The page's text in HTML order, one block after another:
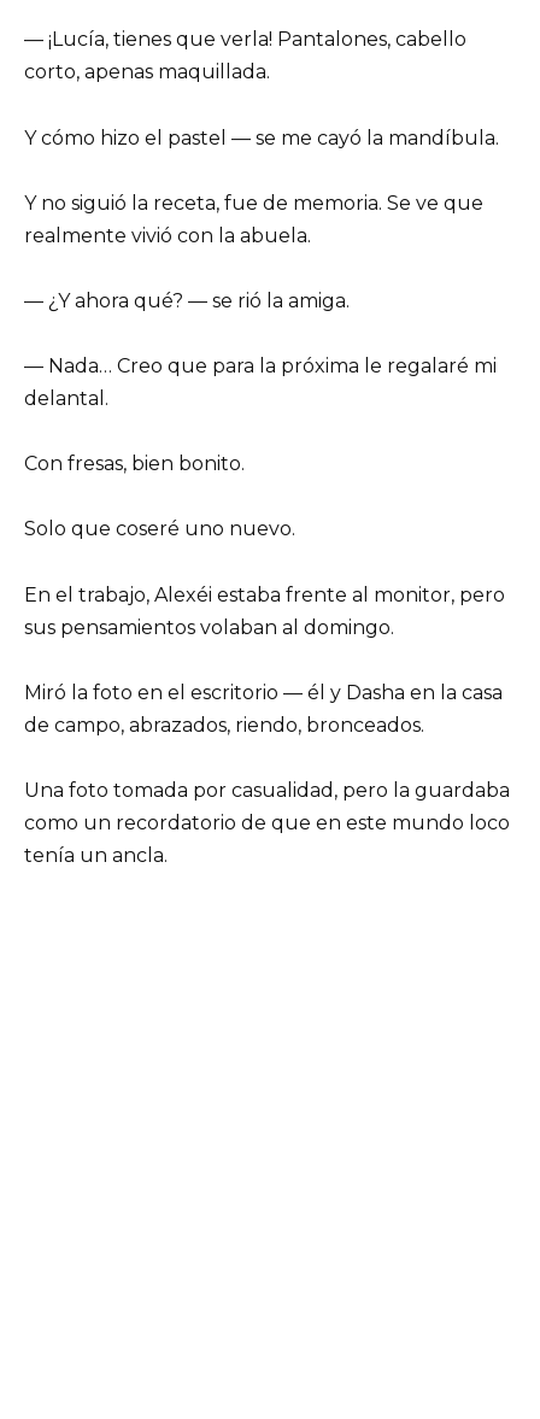
— ¡Lucía, tienes que verla! Pantalones, cabello
corto, apenas maquillada.
Y cómo hizo el pastel — se me cayó la mandíbula.
Y no siguió la receta, fue de memoria. Se ve que
realmente vivió con la abuela.
— ¿Y ahora qué? — se rió la amiga.
— Nada… Creo que para la próxima le regalaré mi
delantal.
Con fresas, bien bonito.
Solo que coseré uno nuevo.
En el trabajo, Alexéi estaba frente al monitor, pero
sus pensamientos volaban al domingo.
Miró la foto en el escritorio — él y Dasha en la casa
de campo, abrazados, riendo, bronceados.
Una foto tomada por casualidad, pero la guardaba
como un recordatorio de que en este mundo loco
tenía un ancla.